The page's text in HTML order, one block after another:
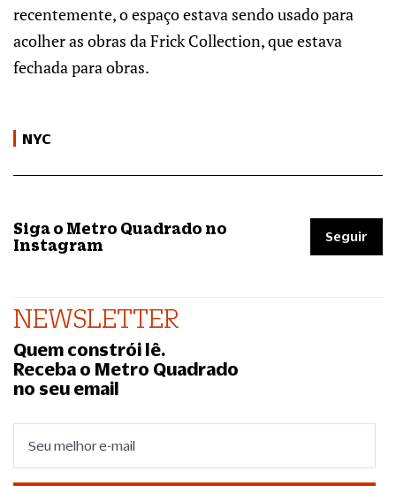
recentemente, o espaço estava sendo usado para
acolher as obras da Frick Collection, que estava
fechada para obras.
NYC
Siga o Metro Quadrado no
Instagram
Seguir
NEWSLETTER
Quem constrói lê.
Receba o Metro Quadrado
no seu email